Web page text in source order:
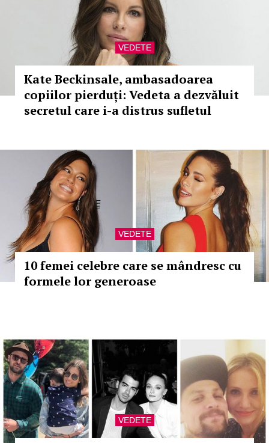
VEDETE
Kate Beckinsale, ambasadoarea
copiilor pierduți: Vedeta a dezvăluit
secretul care i-a distrus sufletul
VEDETE
10 femei celebre care se mândresc cu
formele lor generoase
VEDETE